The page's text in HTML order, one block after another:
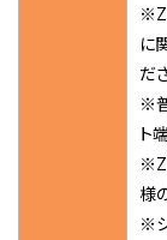
に
だ
※
ト
様
※